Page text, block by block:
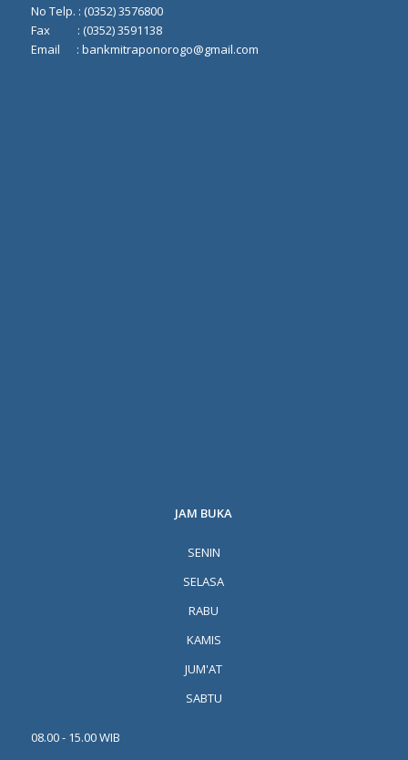
No Telp. : (0352) 3576800
Fax : (0352) 3591138
Email : bankmitraponorogo@gmail.com
JAM BUKA
SENIN
SELASA
RABU
KAMIS
JUM'AT
SABTU
08.00 - 15.00 WIB